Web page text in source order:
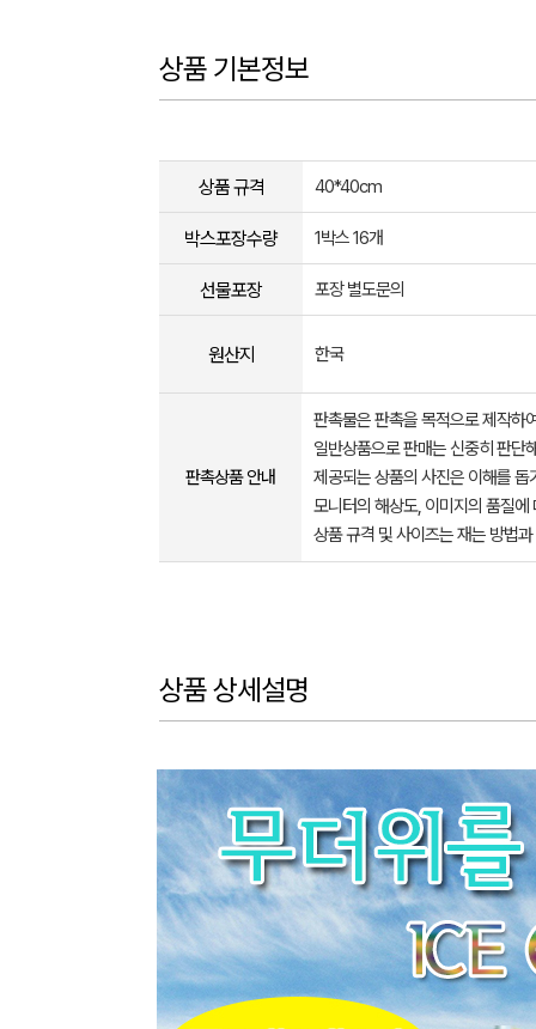
상품 기본정보
상품 규격 40*40cm
박스포장수량 1박스 16개
선물포장 포장 별도문의
원산지 한국
판촉상품 안내
판촉물은 판촉을 목적으로 제작하
일반상품으로 판매는 신중히 판단
제공되는 상품의 사진은 이해를
모니터의 해상도, 이미지의 품질
상품 규격 및 사이즈는 재는 방법
상품 상세설명